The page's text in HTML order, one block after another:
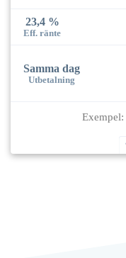
23,4 %
Eff. ränte
Samma dag
Utbetalning